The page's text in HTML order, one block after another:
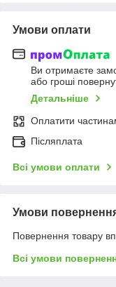
Умови оплати
Ви отримаєте
або гроші
Детальніше
Оплатити
Післяплата
Всі умови оплати
Умови
Повернення товару
Всі умови